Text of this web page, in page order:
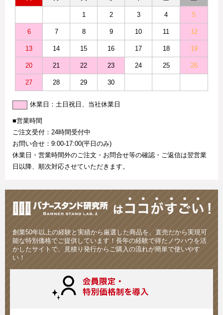
1 2 3 4 5
6 7 8 9 10 11 12
13 14 15 16 17 18 19
20 21 22 23 24 25 26
27 28 29 30
休業日：土日祝日、当社休業日
■営業時間
ご注文受付：24時間受付中
お問い合せ：9:00-17:00(平日のみ)
休業日・営業時間外のご注文・お問合せ等の確認・ご返信は翌営業
日以降、順次対応させていただきます。
創業50年以上の経験と実績から厳選した商品を、直売だから実現可
能な特別価格でご提供しています！長年の経験で得たノウハウを活
かしたサイトで、見積り発行からご購入の流れが簡単で使いやす
い！